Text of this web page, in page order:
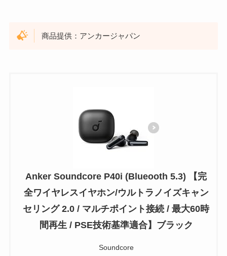
商品提供：アンカージャパン
Anker Soundcore P40i (Blueooth 5.3) 【完
全ワイヤレスイヤホン/ウルトラノイズキャン
セリング 2.0 / マルチポイント接続 / 最大60時
間再生 / PSE技術基準適合】ブラック
Soundcore